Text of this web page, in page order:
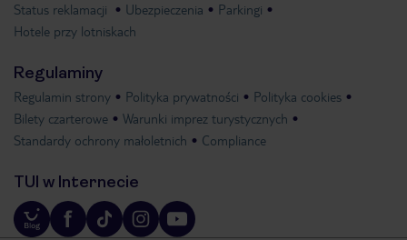
Status reklamacji
Ubezpieczenia
Parkingi
Hotele przy lotniskach
Regulaminy
Regulamin strony Polityka prywatności
Polityka cookies
Bilety czarterowe
Warunki imprez turystycznych
Standardy ochrony małoletnich
Compliance
TUI w Internecie